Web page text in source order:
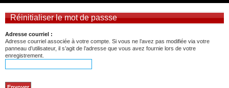
Réinitialiser le mot de passse
Adresse courriel :
Adresse courriel associée à votre compte. Si vous ne l’avez pas modifiée via votre
panneau d’utilisateur, il s’agit de l’adresse que vous avez fournie lors de votre
enregistrement.